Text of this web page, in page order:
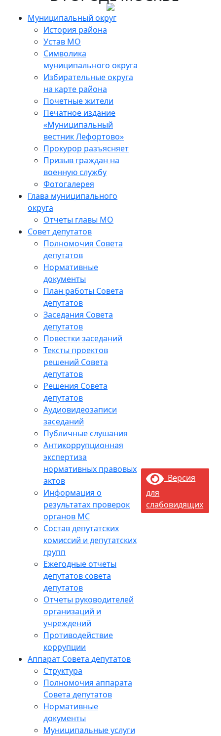
Муниципальный округ
История района
Устав МО
Символика
муниципального округа
Избирательные округа
на карте района
Почетные жители
Печатное издание
«Муниципальный
вестник Лефортово»
Прокурор разъясняет
Призыв граждан на
военную службу
Фотогалерея
Глава муниципального
округа
Отчеты главы МО
Совет депутатов
Полномочия Совета
депутатов
Нормативные
документы
План работы Совета
депутатов
Заседания Cовета
депутатов
Повестки заседаний
Тексты проектов
решений Совета
депутатов
Решения Совета
депутатов
Аудиовидеозаписи
заседаний
Публичные слушания
Антикоррупционная
экспертиза
нормативных правовых
актов
Информация о
результатах проверок
органов МС
Состав депутатских
комиссий и депутатских
групп
Ежегодные отчеты
депутатов совета
депутатов
Отчеты руководителей
организаций и
учреждений
Противодействие
коррупции
Аппарат Совета депутатов
Структура
Полномочия аппарата
Совета депутатов
Нормативные
документы
Муниципальные услуги
Версия
для
слабовидящих